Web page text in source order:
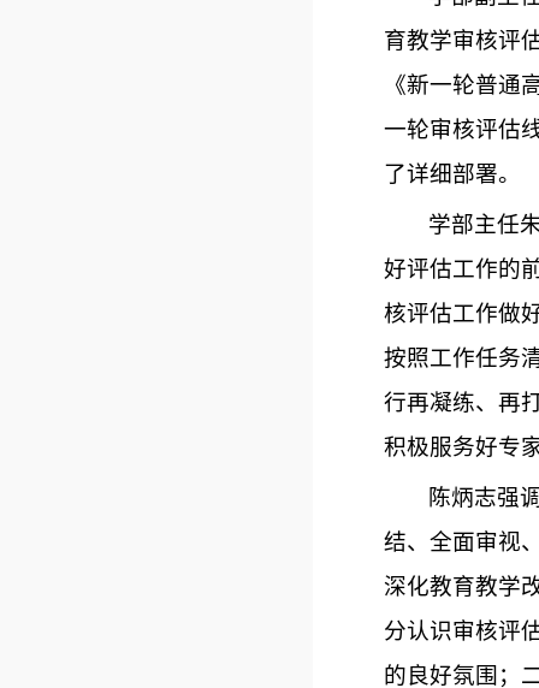
育教学审核评
《新一轮普通
一轮审核评估
了详细部署。
学部主任
好评估工作的
核评估工作做
按照工作任务
行再凝练、再
积极服务好专
陈炳志强
结、全面审视
深化教育教学
分认识审核评
的良好氛围；